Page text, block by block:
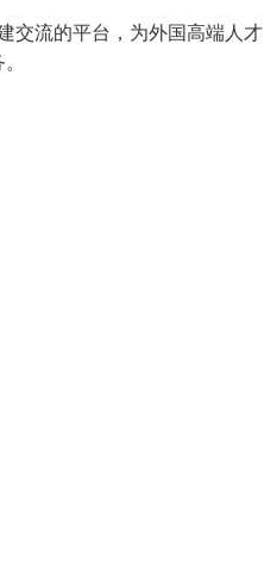
交流的平台，为外国高端人才